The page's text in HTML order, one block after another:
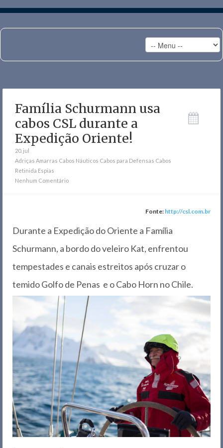
Família Schurmann usa
cabos CSL durante a
Expedição Oriente!
20. jul
Adriças Amarras Cabos Náuticos Cabos para Defensas Cabos
Retinida Espias
Nenhum Comentário
Fonte: http://csl.com.br
Durante a Expedição do Oriente a Família
Schurmann, a bordo do veleiro Kat, enfrentou
tempestades e canais estreitos após cruzar o
temido Golfo de Penas e o Cabo Horn no Chile.